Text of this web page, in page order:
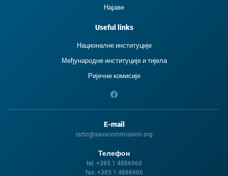
Најаве
Useful links
Националне институције
Међународне институције и тиjела
Ријечне комисије
E-mail
isrbc@savacommission.org
Телефон
tel: +385 1 4886960
fax: +385 1 4886986